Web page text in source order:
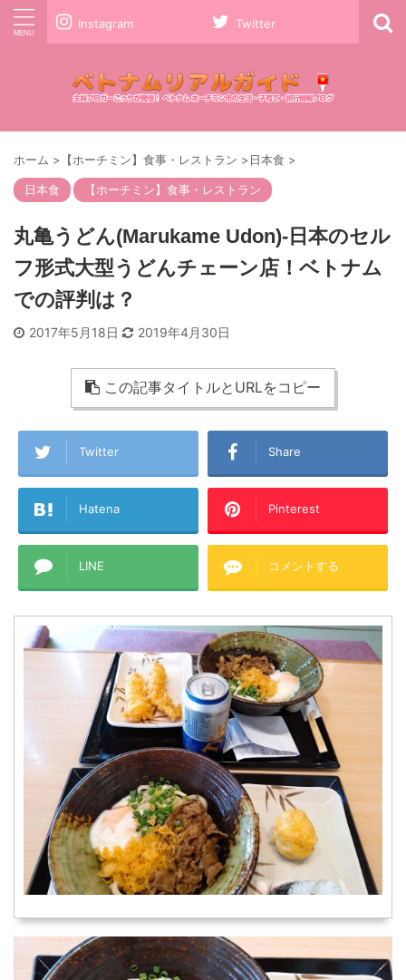
Instagram Twitter
ホーム > 【ホーチミン】食事・レストラン >日本食 >
日本食 【ホーチミン】食事・レストラン
丸亀うどん(Marukame Udon)-日本のセル
フ形式大型うどんチェーン店！ベトナム
での評判は？
2017年5月18日 2019年4月30日
この記事タイトルとURLをコピー
Twitter Share
Hatena Pinterest
LINE コメントする